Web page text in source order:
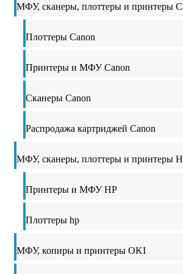
МФУ, сканеры, плоттеры и принтеры
Плоттеры Canon
Принтеры и МФУ Canon
Сканеры Canon
Распродажа картриджей Canon
МФУ, сканеры, плоттеры и принтеры
Принтеры и МФУ HP
Плоттеры hp
МФУ, копиры и принтеры OKI